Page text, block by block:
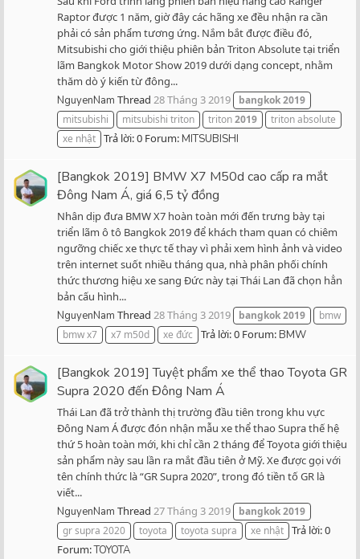
Raptor được 1 năm, giờ đây các hãng xe đều nhận ra cần
phải có sản phẩm tương ứng. Nắm bắt được điều đó,
Mitsubishi cho giới thiệu phiên bản Triton Absolute tại triển
lãm Bangkok Motor Show 2019 dưới dạng concept, nhằm
thăm dò ý kiến từ đông...
NguyenNam Thread 28 Tháng 3 2019 bangkok2019
mitsubishi
mitsubishi triton triton2019
triton absolute
xe nhật Trả lời: 0 Forum:MITSUBISHI
[Bangkok 2019] BMW X7 M50d cao cấp ra mắt
Đông Nam Á, giá 6,5 tỷ đồng
Nhân dịp đưa BMW X7 hoàn toàn mới đến trưng bày tại
triển lãm ô tô Bangkok 2019 để khách tham quan có chiêm
ngưỡng chiếc xe thực tế thay vì phải xem hình ảnh và video
trên internet suốt nhiều tháng qua, nhà phân phối chính
thức thương hiệu xe sang Đức này tại Thái Lan đã chọn hẳn
bản cấu hình...
NguyenNam Thread 28 Tháng 3 2019 bangkok2019
bmw
bmw x7
x7 m50d xe đức Trả lời: 0 Forum:BMW
[Bangkok 2019] Tuyệt phẩm xe thể thao Toyota GR
Supra 2020 đến Đông Nam Á
Thái Lan đã trở thành thị trường đầu tiên trong khu vực
Đông Nam Á được đón nhận mẫu xe thể thao Supra thế hệ
thứ 5 hoàn toàn mới, khi chỉ cần 2 tháng để Toyota giới thiệu
sản phẩm này sau lần ra mắt đầu tiên ở Mỹ. Xe được gọi với
tên chính thức là “GR Supra 2020”, trong đó tiền tố GR là
viết...
NguyenNam Thread 27 Tháng 3 2019 bangkok2019
gr supra 2020
toyota toyota supra xe nhật Trả lời: 0
Forum:TOYOTA